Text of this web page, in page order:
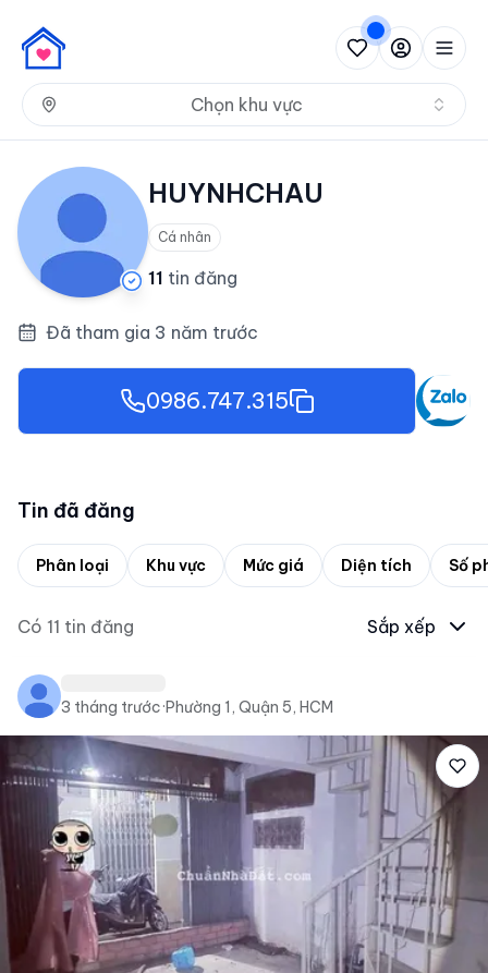
Chọn khu vực
HUYNHCHAU
Cá nhân
11 tin đăng
Đã tham gia 3 năm trước
0986.747.315
Tin đã đăng
Phân loại Khu vực Mức giá Diện tích Số
Có 11 tin đăng Sắp xếp
3 tháng trước·Phường 1, Quận 5, HCM